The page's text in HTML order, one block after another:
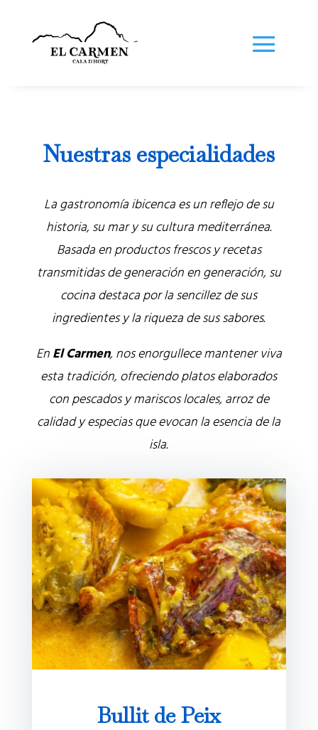
Nuestras especialidades
La gastronomía ibicenca es un reflejo de su
historia, su mar y su cultura mediterránea.
Basada en productos frescos y recetas
transmitidas de generación en generación, su
cocina destaca por la sencillez de sus
ingredientes y la riqueza de sus sabores.
EnEl Carmen, nos enorgullece mantener viva
esta tradición, ofreciendo platos elaborados
con pescados y mariscos locales, arroz de
calidad y especias que evocan la esencia de la
isla.
Bullit de Peix